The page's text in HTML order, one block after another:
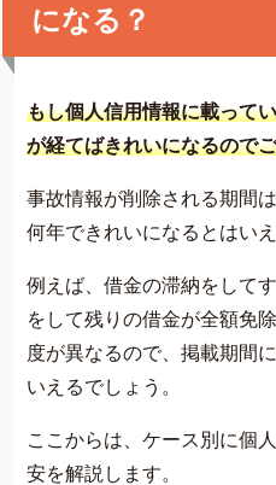
になる？
もし個人信用情報に載って
が経てばきれいになるので
事故情報が削除される期間
何年できれいになるとはいえ
例えば、借金の滞納をして
をして残りの借金が全額免
度が異なるので、掲載期間
いえるでしょう。
ここからは、ケース別に個
安を解説します。